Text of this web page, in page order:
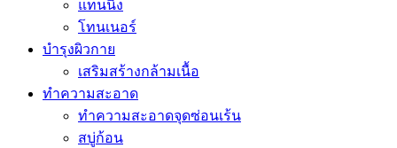
แทนนิ่ง
โทนเนอร์
บำรุงผิวกาย
เสริมสร้างกล้ามเนื้อ
ทำความสะอาด
ทำความสะอาดจุดซ่อนเร้น
สบู่ก้อน